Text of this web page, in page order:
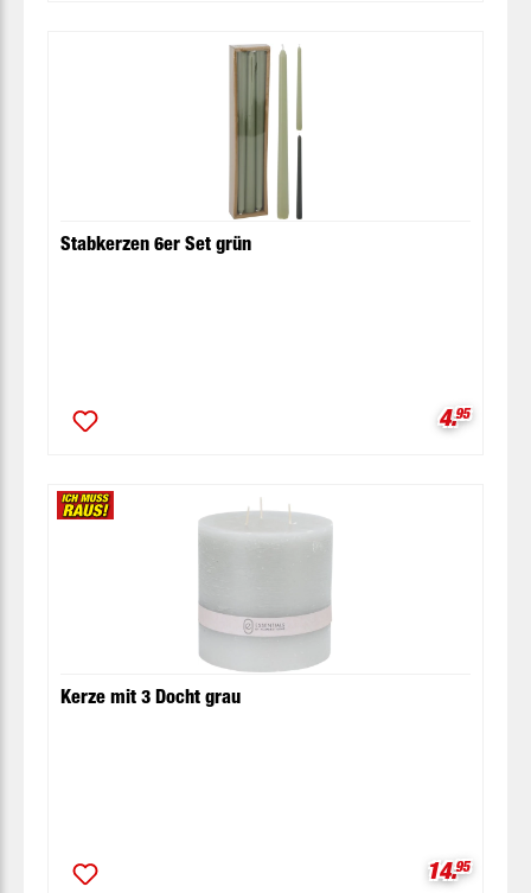
Stabkerzen 6er Set grün
4.95
Kerze mit 3 Docht grau
14.95